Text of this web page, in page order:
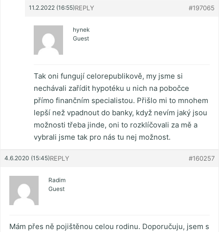
11.2.2022 (16:55) #197065
REPLY
hynek
Guest
Tak oni fungují celorepublikově, my jsme si
nechávali zařídit hypotéku u nich na pobočce
přímo finančním specialistou. Přišlo mi to mnohem
lepší než vpadnout do banky, když nevím jaký jsou
možnosti třeba jinde, oni to rozklíčovali za mě a
vybrali jsme tak pro nás tu nej možnost.
4.6.2020 (15:45) #160257
REPLY
Radim
Guest
Mám přes ně pojištěnou celou rodinu. Doporučuju, jsem s